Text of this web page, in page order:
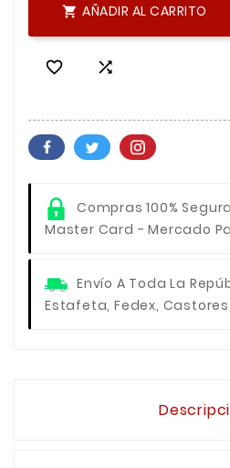
 AÑADIR AL CARRITO
 
Compras 100%
Master Card - Mercado
Envío A Toda La
Estafeta, Fedex, Castores,